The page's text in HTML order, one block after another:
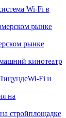
Wi-Fi в
рынке
кинотеатр
Wi-Fi и
стройплощадке